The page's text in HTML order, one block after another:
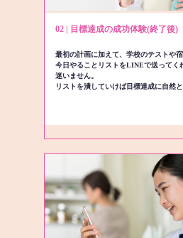
02 | 目標達成の成功体験(終了後)
最初の計画に加えて、学校のテストや
今日やることリストをLINEで送ってく
迷いません。
リストを潰していけば目標達成に自然